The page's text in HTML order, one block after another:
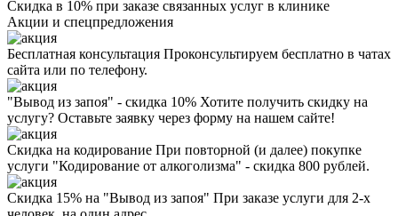
Скидка в 10% при заказе связанных услуг в клинике
Акции и спецпредложения
Бесплатная консультация Проконсультируем бесплатно в чатах
сайта или по телефону.
"Вывод из запоя" - скидка 10% Хотите получить скидку на
услугу? Оставьте заявку через форму на нашем сайте!
Скидка на кодирование При повторной (и далее) покупке
услуги "Кодирование от алкоголизма" - скидка 800 рублей.
Скидка 15% на "Вывод из запоя" При заказе услуги для 2-х